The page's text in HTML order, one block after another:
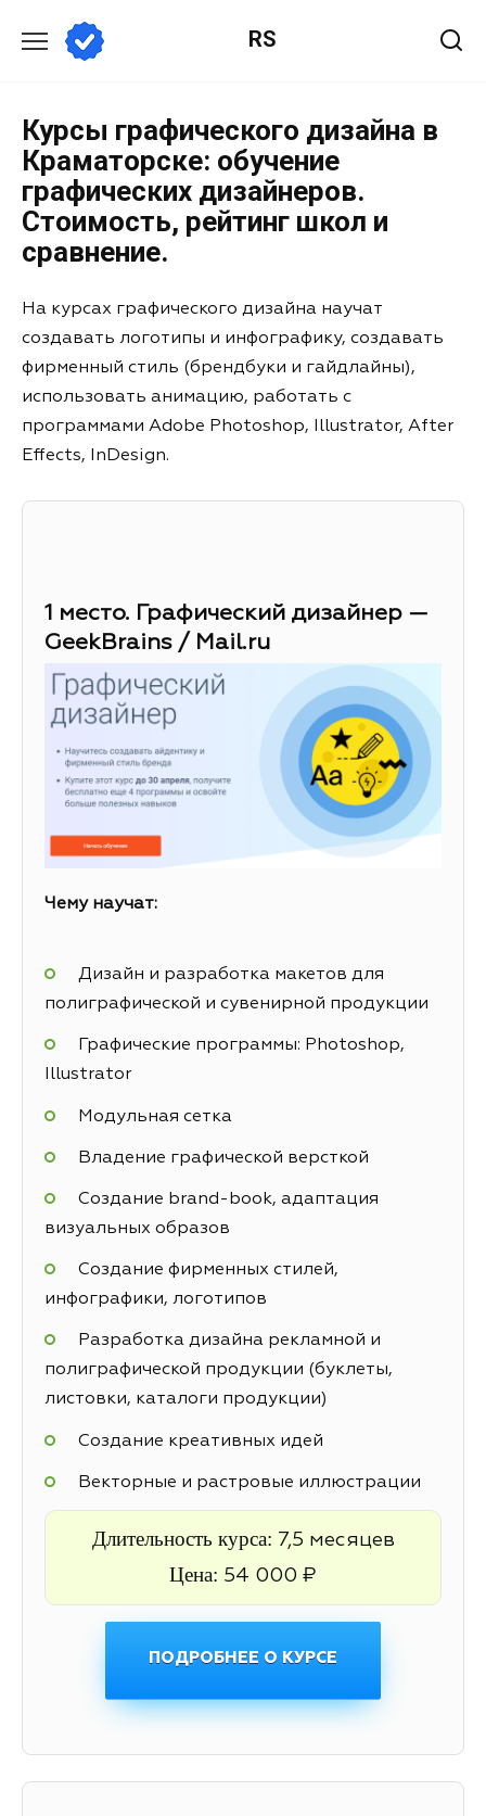
RS
Курсы графического дизайна в
Краматорске: обучение
графических дизайнеров.
Стоимость, рейтинг школ и
сравнение.
На курсах графического дизайна научат
создавать логотипы и инфографику, создавать
фирменный стиль (брендбуки и гайдлайны),
использовать анимацию, работать с
программами Adobe Photoshop, Illustrator, After
Effects, InDesign.
1 место. Графический дизайнер —
GeekBrains / Mail.ru
Чему научат:
Дизайн и разработка макетов для
полиграфической и сувенирной продукции
Графические программы: Photoshop,
Illustrator
Модульная сетка
Владение графической версткой
Создание brand-book, адаптация
визуальных образов
Создание фирменных стилей,
инфографики, логотипов
Разработка дизайна рекламной и
полиграфической продукции (буклеты,
листовки, каталоги продукции)
Создание креативных идей
Векторные и растровые иллюстрации
Длительность курса: 7,5 месяцев
Цена: 54 000 ₽
ПОДРОБНЕЕ О КУРСЕ